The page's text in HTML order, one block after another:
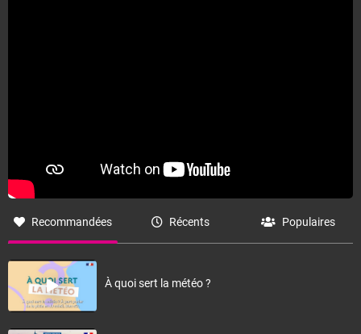
Recommandées Récents Populaires
À quoi sert la météo ?